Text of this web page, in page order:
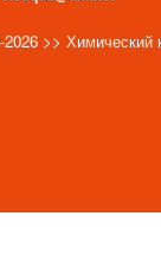
>> Химический